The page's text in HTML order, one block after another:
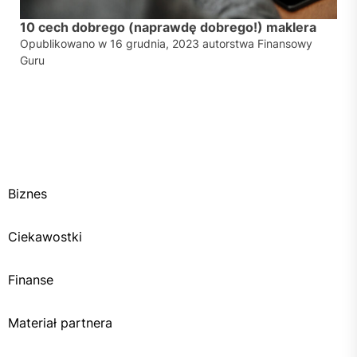
10 cech dobrego (naprawdę dobrego!) maklera
Opublikowano w 16 grudnia, 2023 autorstwa Finansowy
Guru
Biznes
Ciekawostki
Finanse
Materiał partnera